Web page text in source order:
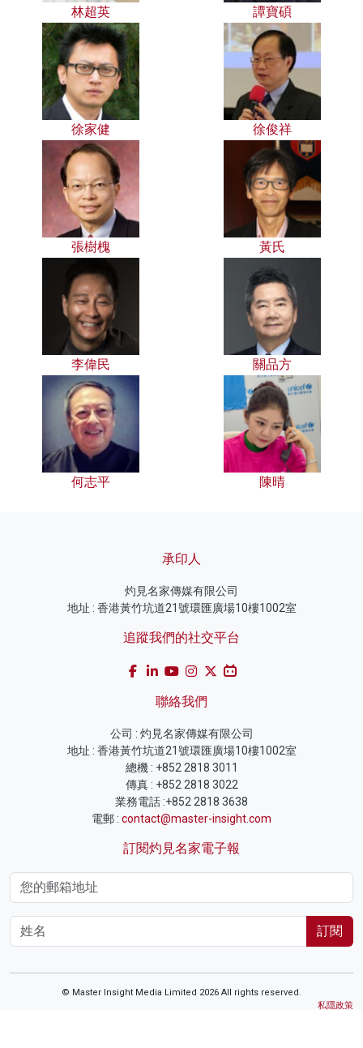
林超英 譚寶碩
徐家健 徐俊祥
張樹槐 黃氏
李偉民 關品方
何志平 陳晴
承印人
灼見名家傳媒有限公司
地址 : 香港黃竹坑道21號環匯廣場10樓1002室
追蹤我們的社交平台
聯絡我們
公司 : 灼見名家傳媒有限公司
地址 : 香港黃竹坑道21號環匯廣場10樓1002室
總機 : +852 2818 3011
傳真 : +852 2818 3022
業務電話 :+852 2818 3638
電郵 : contact@master-insight.com
訂閱灼見名家電子報
訂閱
© Master Insight Media Limited 2026 All rights reserved.
私隱政策